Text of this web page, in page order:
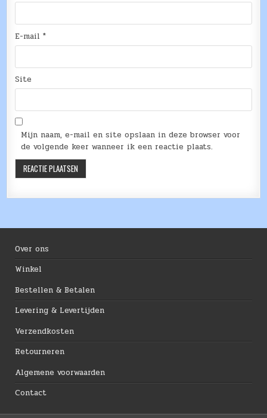
E-mail*
Site
Mijn naam, e-mail en site opslaan in deze browser voor
de volgende keer wanneer ik een reactie plaats.
Over ons
Winkel
Bestellen & Betalen
Levering & Levertijden
Verzendkosten
Retourneren
Algemene voorwaarden
Contact